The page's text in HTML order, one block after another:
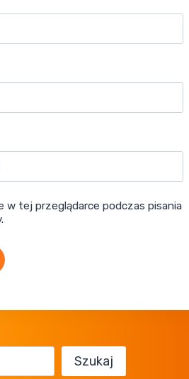
w tej przeglądarce podczas pisania
Szukaj